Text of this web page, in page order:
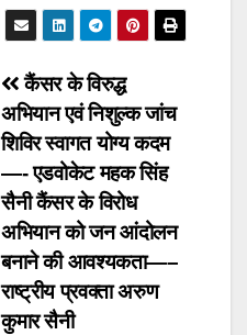
कैंसर के विरुद्ध
अभियान एवं निशुल्क जांच
शिविर स्वागत योग्य कदम
—- एडवोकेट महक सिंह
सैनी कैंसर के विरोध
अभियान को जन आंदोलन
बनाने की आवश्यकता—–
राष्ट्रीय प्रवक्ता अरुण
कुमार सैनी